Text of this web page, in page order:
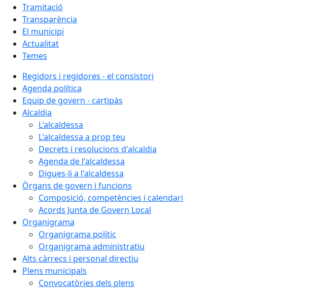
Tramitació
Transparència
El municipi
Actualitat
Temes
Regidors i regidores - el consistori
Agenda política
Equip de govern - cartipàs
Alcaldia
L'alcaldessa
L'alcaldessa a prop teu
Decrets i resolucions d'alcaldia
Agenda de l'alcaldessa
Digues-li a l'alcaldessa
Òrgans de govern i funcions
Composició, competències i calendari
Acords Junta de Govern Local
Organigrama
Organigrama polític
Organigrama administratiu
Alts càrrecs i personal directiu
Plens municipals
Convocatòries dels plens